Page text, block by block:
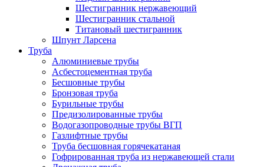
Шестигранник нержавеющий
Шестигранник стальной
Титановый шестигранник
Шпунт Ларсена
Труба
Алюминиевые трубы
Асбестоцементная труба
Бесшовные трубы
Бронзовая труба
Бурильные трубы
Предизолированные трубы
Водогазопроводные трубы ВГП
Газлифтные трубы
Труба бесшовная горячекатаная
Гофрированная труба из нержавеющей стали